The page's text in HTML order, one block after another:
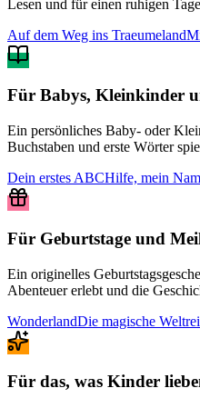
Lesen und für einen ruhigen
Auf dem Weg ins Traeumeland
Für Babys, Kleinkinder
Ein persönliches Baby- oder
Buchstaben und erste Wörter
Dein erstes ABCHilfe, mein
Für Geburtstage und
Ein originelles
Abenteuer erlebt und die
WonderlandDie magische
Für das, was Kinder